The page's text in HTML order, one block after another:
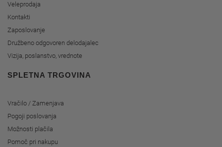
Veleprodaja
Kontakti
Zaposlovanje
Družbeno odgovoren delodajalec
Vizija, poslanstvo, vrednote
SPLETNA TRGOVINA
Vračilo / Zamenjava
Pogoji poslovanja
Možnosti plačila
Pomoč pri nakupu